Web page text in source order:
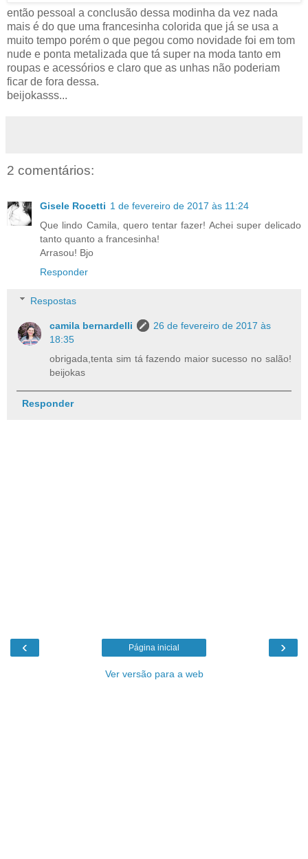
então pessoal a conclusão dessa modinha da vez nada
mais é do que uma francesinha colorida que já se usa a
muito tempo porém o que pegou como novidade foi em tom
nude e ponta metalizada que tá super na moda tanto em
roupas e acessórios e claro que as unhas não poderiam
ficar de fora dessa.
beijokasss...
2 comentários:
Gisele Rocetti 1 de fevereiro de 2017 às 11:24
Que lindo Camila, quero tentar fazer! Achei super delicado
tanto quanto a francesinha!
Arrasou! Bjo
Responder
Respostas
camila bernardelli
26 de fevereiro de 2017 às
18:35
obrigada,tenta sim tá fazendo maior sucesso no salão!
beijokas
Responder
‹ ›
Página inicial
Ver versão para a web